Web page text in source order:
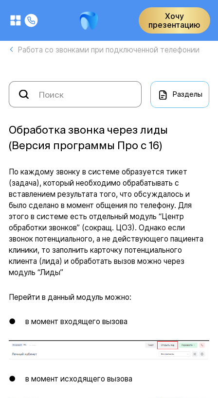
Хочу
презентацию
Работа со звонками при подключенной телефонии
Разделы
Обработка звонка через лиды
(Версия программы Про с 16)
По каждому звонку в системе образуется тикет
(задача), который необходимо обрабатывать с
вставлением результата того, что обсуждалось и
было сделано в момент общения по телефону. Для
этого в системе есть отдельный модуль “Центр
обработки звонков” (сокращ. ЦОЗ). Однако если
звонок потенциального, а не действующего пациента
клиники, то заполнить карточку потенциального
клиента (лида) и обработать вызов можно через
модуль “Лиды”
Перейти в данный модуль можно:
● в момент входящего вызова
● в момент исходящего вызова